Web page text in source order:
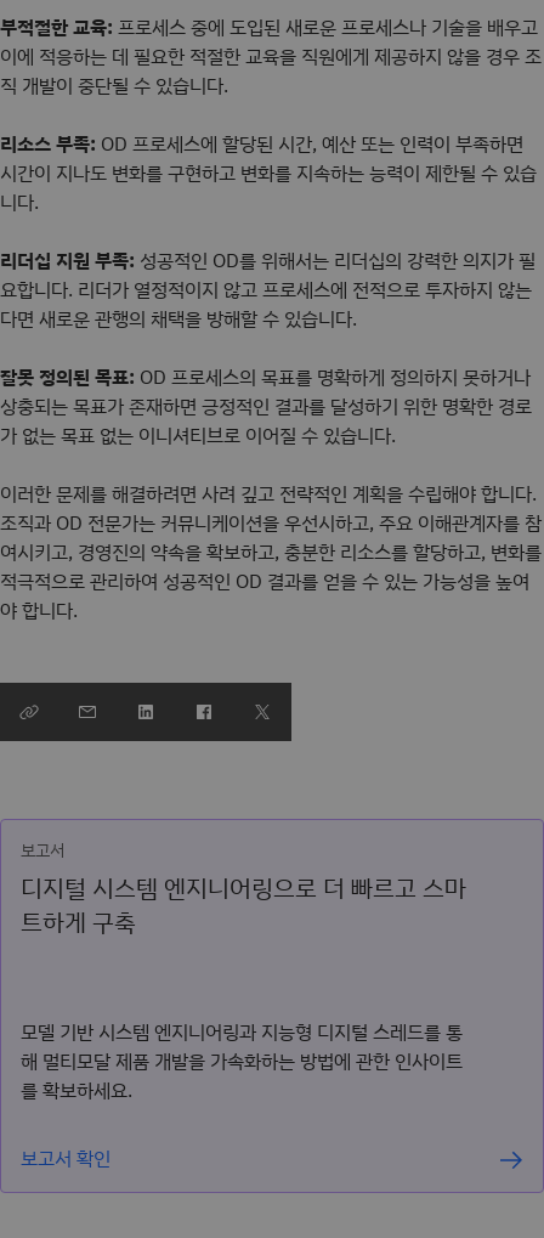
부적절한 교육: 프로세스 중에 도입된 새로운 프로세스나 기술을 배우고
이에 적응하는 데 필요한 적절한 교육을 직원에게 제공하지 않을 경우 조
직 개발이 중단될 수 있습니다.
리소스 부족: OD 프로세스에 할당된 시간, 예산 또는 인력이 부족하면
시간이 지나도 변화를 구현하고 변화를 지속하는 능력이 제한될 수 있습
니다.
리더십 지원 부족: 성공적인 OD를 위해서는 리더십의 강력한 의지가 필
요합니다. 리더가 열정적이지 않고 프로세스에 전적으로 투자하지 않는
다면 새로운 관행의 채택을 방해할 수 있습니다.
잘못 정의된 목표: OD 프로세스의 목표를 명확하게 정의하지 못하거나
상충되는 목표가 존재하면 긍정적인 결과를 달성하기 위한 명확한 경로
가 없는 목표 없는 이니셔티브로 이어질 수 있습니다.
이러한 문제를 해결하려면 사려 깊고 전략적인 계획을 수립해야 합니다.
조직과 OD 전문가는 커뮤니케이션을 우선시하고, 주요 이해관계자를 참
여시키고, 경영진의 약속을 확보하고, 충분한 리소스를 할당하고, 변화를
적극적으로 관리하여 성공적인 OD 결과를 얻을 수 있는 가능성을 높여
야 합니다.
보고서
디지털 시스템 엔지니어링으로 더 빠르고 스마
트하게 구축
모델 기반 시스템 엔지니어링과 지능형 디지털 스레드를 통
해 멀티모달 제품 개발을 가속화하는 방법에 관한 인사이트
를 확보하세요.
보고서 확인